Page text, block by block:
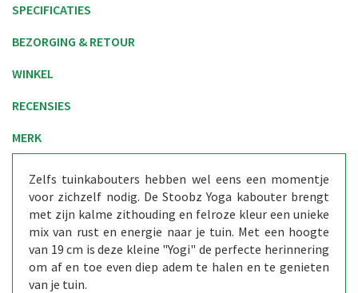
SPECIFICATIES
BEZORGING & RETOUR
WINKEL
RECENSIES
MERK
Zelfs tuinkabouters hebben wel eens een momentje
voor zichzelf nodig. De Stoobz Yoga kabouter brengt
met zijn kalme zithouding en felroze kleur een unieke
mix van rust en energie naar je tuin. Met een hoogte
van 19 cm is deze kleine "Yogi" de perfecte herinnering
om af en toe even diep adem te halen en te genieten
van je tuin.